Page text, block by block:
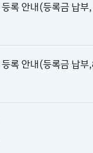
록 안내(등록금 납부
록 안내(등록금 납부